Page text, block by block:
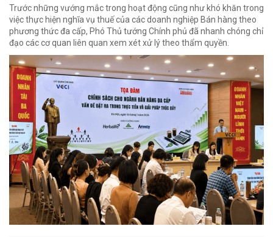
Trước những vướng mắc trong hoạt động cũng như khó khăn trong
việc thực hiện nghĩa vụ thuế của các doanh nghiệp Bán hàng theo
phương thức đa cấp, Phó Thủ tướng Chính phủ đã nhanh chóng chỉ
đạo các cơ quan liên quan xem xét xử lý theo thẩm quyền.